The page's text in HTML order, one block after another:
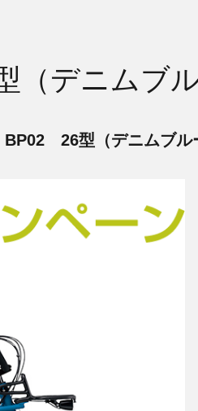
デニムブル
BP02 26型（デニムブル